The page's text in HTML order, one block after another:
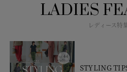
LADIES
レディース特
STYLING